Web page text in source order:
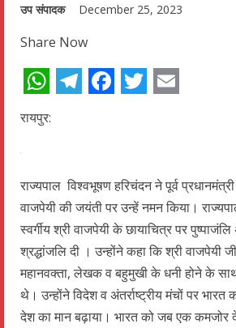
उप संपादक December 25, 2023
Share Now
WhatsApp
रायपुर:
राज्यपाल विश्वभूषण हरिचंदन ने पूर्व
वाजपेयी की जयंती पर उन्हें नमन किया।
स्वर्गीय श्री वाजपेयी के छायाचित्र पर
श्रद्धांजलि दी । उन्होंने कहा कि श्री वाजपेयी जी
महानवक्ता, लेखक व बहुमुखी के धनी होने के
थे। उन्होंने विदेश व अंतर्राष्ट्रीय मंचों पर
देश का मान बढ़ाया। भारत को जब एक कमजोर